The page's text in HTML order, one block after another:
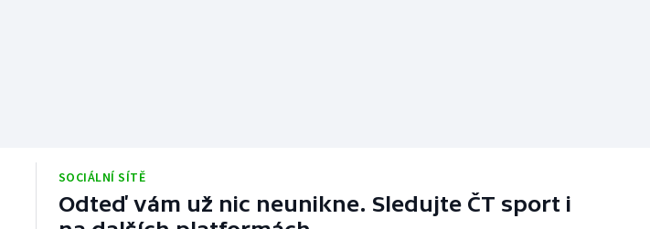
SOCIÁLNÍ SÍTĚ
Odteď vám už nic neunikne. Sledujte ČT sport i